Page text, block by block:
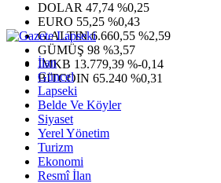
DOLAR 47,74 %0,25
EURO 55,25 %0,43
G.ALTIN6.660,55 %2,59
GÜMÜŞ 98 %3,57
IMKB 13.779,39 %-0,14
BITCOIN 65.240 %0,31
İlan
Güncel
Lapseki
Belde Ve Köyler
Siyaset
Yerel Yönetim
Turizm
Ekonomi
Resmî İlan